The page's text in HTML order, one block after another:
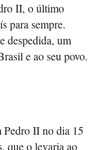
II, o último
para sempre.
despedida, um
e ao seu povo.
Pedro II no dia 15
que o levaria ao